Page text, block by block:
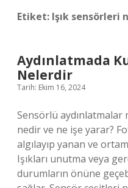
Etiket: Işık sensörleri
Aydınlatmada
Nelerdir
Tarih: Ekim 16, 2024
Sensörlü aydınlatmalar
nedir ve ne işe yarar?
algılayıp yanan ve
Işıkları unutma veya
durumların önüne